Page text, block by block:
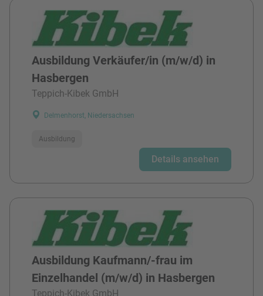
Ausbildung Verkäufer/in (m/w/d) in
Hasbergen
Teppich-Kibek GmbH
Delmenhorst, Niedersachsen
Ausbildung
Details ansehen
Ausbildung Kaufmann/-frau im
Einzelhandel (m/w/d) in Hasbergen
Teppich-Kibek GmbH